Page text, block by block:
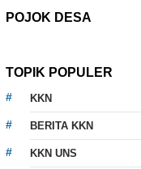
POJOK DESA
TOPIK POPULER
KKN
BERITA KKN
KKN UNS